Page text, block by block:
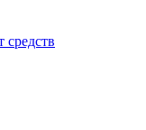
средств